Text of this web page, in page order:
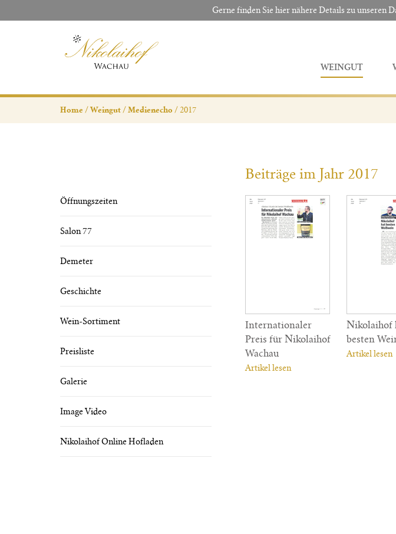
Gerne finden Sie hier nähere Details zu unseren
WEINGUT
Home Weingut Medienecho 2017
Beiträge im Jahr 2017
Internationaler
Preis für Nikolaihof
Wachau
Artikel lesen
Nikolaihof
besten
Artikel lesen
Öffnungszeiten
Salon 77
Demeter
Geschichte
Wein-Sortiment
Preisliste
Galerie
Image Video
Nikolaihof Online Hofladen